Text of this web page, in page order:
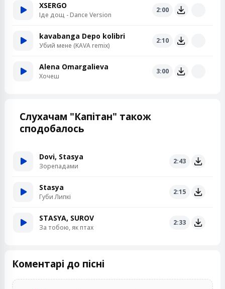
XSERGO
Іде дощ - Dance Version
2:00
kavabanga Depo kolibri
Убий мене (KAVA remix)
2:10
Alena Omargalieva
Хочеш
3:00
Слухачам "Капітан" також
сподобалось
Dovi, Stasya
Зорепадами
2:43
Stasya
Губи Липкі
2:15
STASYA, SUROV
За тобою, як птах
2:33
Коментарі до пісні